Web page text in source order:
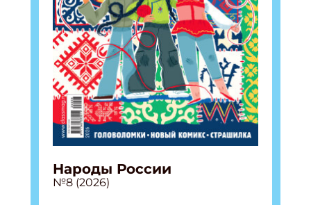
Народы России
№8 (2026)
Подпишись на рассылку
Получи электронный "Классный журнал" в
подарок!
Укажите имя
Укажите Ваш Email